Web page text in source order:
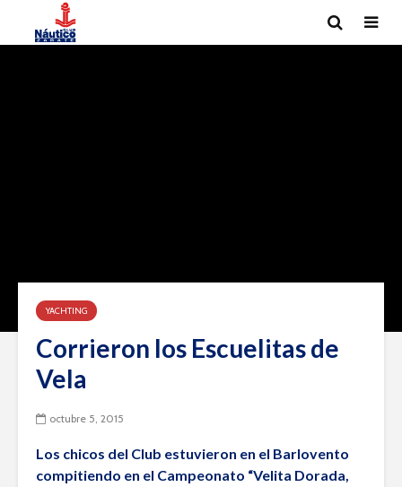
YACHTING
Corrieron los Escuelitas de
Vela
octubre 5, 2015
Los chicos del Club estuvieron en el Barlovento
compitiendo en el Campeonato “Velita Dorada,